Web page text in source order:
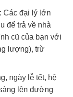
Các đại lý lớn
để trả về nhà
cũ của bạn với
lượng), trừ
ngày lễ tết, hệ
lên đường